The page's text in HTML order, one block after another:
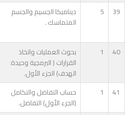
39
5
ديناميكا الجسيم والجسم
المتماسك .
40
1
بحوث العمليات واتخاذ
القرارات ( البرمجية وحيدة
الهدف) الجزء الأول.
41
1
حساب التفاضل والتكامل
(الجزء الأول) التفاضل.